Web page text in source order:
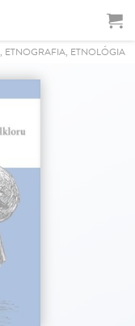
ETNOGRAFIA, ETNOLÓGIA